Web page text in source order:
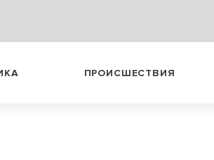
ПРОИСШЕСТВИЯ